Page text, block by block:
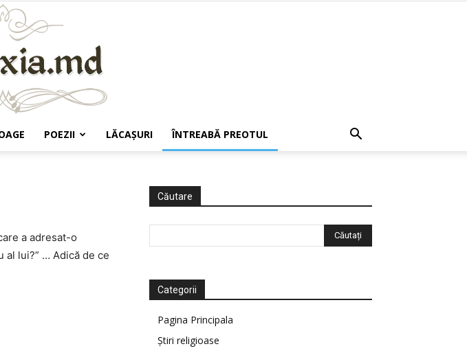
POEZII LĂCAŞURI ÎNTREABĂ PREOTUL
a adresat-o
al lui?” … Adică de ce
Căutare
Categorii
Pagina Principala
Știri religioase